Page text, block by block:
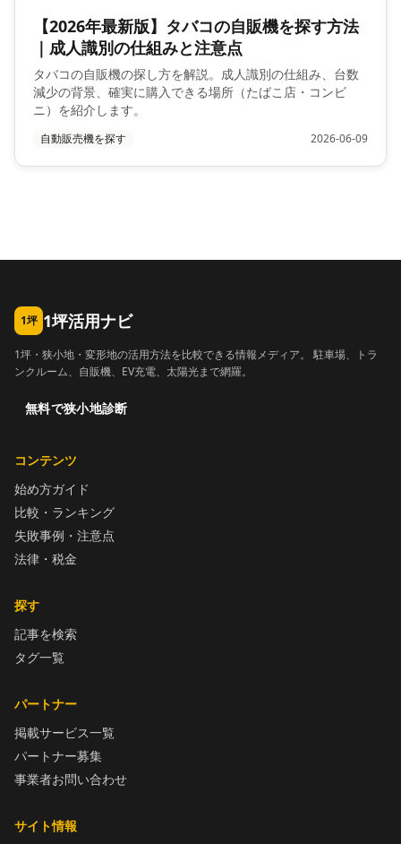
【2026年最新版】タバコの自販機を探す方法
｜成人識別の仕組みと注意点
タバコの自販機の探し方を解説。成人識別の仕組み、台数
減少の背景、確実に購入できる場所（たばこ店・コンビ
ニ）を紹介します。
自動販売機を探す 2026-06-09
1坪 1坪活用ナビ
1坪・狭小地・変形地の活用方法を比較できる情報メディア。 駐車場、トラ
ンクルーム、自販機、EV充電、太陽光まで網羅。
無料で狭小地診断
コンテンツ
始め方ガイド
比較・ランキング
失敗事例・注意点
法律・税金
探す
記事を検索
タグ一覧
パートナー
掲載サービス一覧
パートナー募集
事業者お問い合わせ
サイト情報